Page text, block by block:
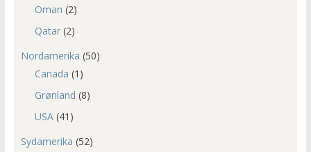
Oman (2)
Qatar(2)
Nordamerika (50)
Canada (1)
Grønland (8)
USA(41)
Sydamerika (52)